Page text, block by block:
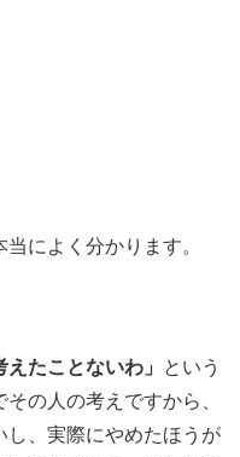
によく分かります。
えたことないわ」
という
の人の考えですから、
し、実際にやめたほうが